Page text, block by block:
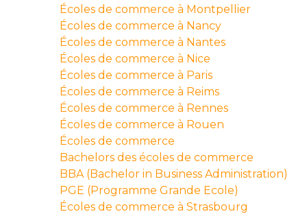
Écoles de commerce à Montpellier
Écoles de commerce à Nancy
Écoles de commerce à Nantes
Écoles de commerce à Nice
Écoles de commerce à Paris
Écoles de commerce à Reims
Écoles de commerce à Rennes
Écoles de commerce à Rouen
Écoles de commerce
Bachelors des écoles de commerce
BBA (Bachelor in Business Administration)
PGE (Programme Grande Ecole)
Écoles de commerce à Strasbourg